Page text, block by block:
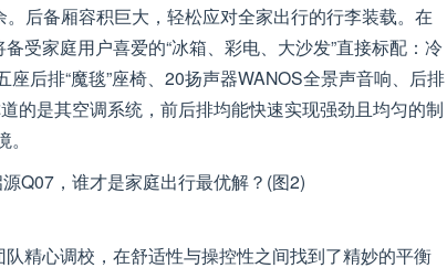
后备厢容积巨大，轻松应对全家出行的行李装载。在
受家庭用户喜爱的“冰箱、彩电、大沙发”直接标配：冷
排“魔毯”座椅、20扬声器WANOS全景声音响、后排
的是其空调系统，前后排均能快速实现强劲且均匀的制
精心调校，在舒适性与操控性之间找到了精妙的平衡